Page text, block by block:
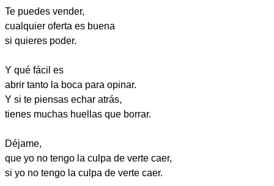
Te puedes vender,
cualquier oferta es buena
si quieres poder.
Y qué fácil es
abrir tanto la boca para opinar.
Y si te piensas echar atrás,
tienes muchas huellas que borrar.
Déjame,
que yo no tengo la culpa de verte caer,
si yo no tengo la culpa de verte caer.